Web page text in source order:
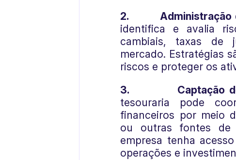
2.
Administração
identifica e avalia
cambiais, taxas de
mercado. Estratégias
riscos e proteger os
3.
Captação
tesouraria pode
financeiros por meio
ou outras fontes de
empresa tenha
operações e